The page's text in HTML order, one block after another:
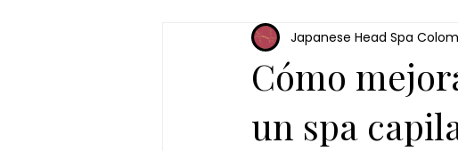
spa capilar bogota head spa bogota
Cómo
un spa
Japanese Head Spa